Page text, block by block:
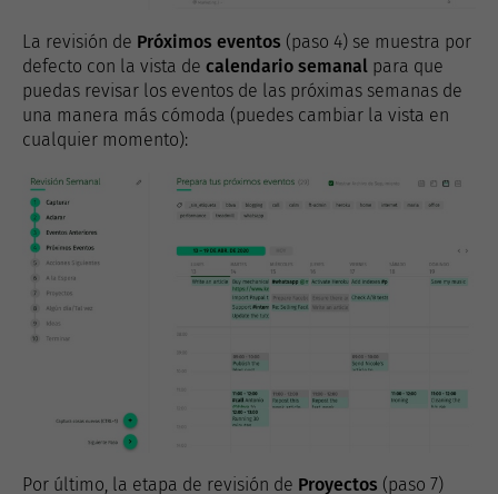
La revisión de Próximos eventos (paso 4) se muestra por
defecto con la vista de calendario semanal para que
puedas revisar los eventos de las próximas semanas de
una manera más cómoda (puedes cambiar la vista en
cualquier momento):
Por último, la etapa de revisión de Proyectos (paso 7)